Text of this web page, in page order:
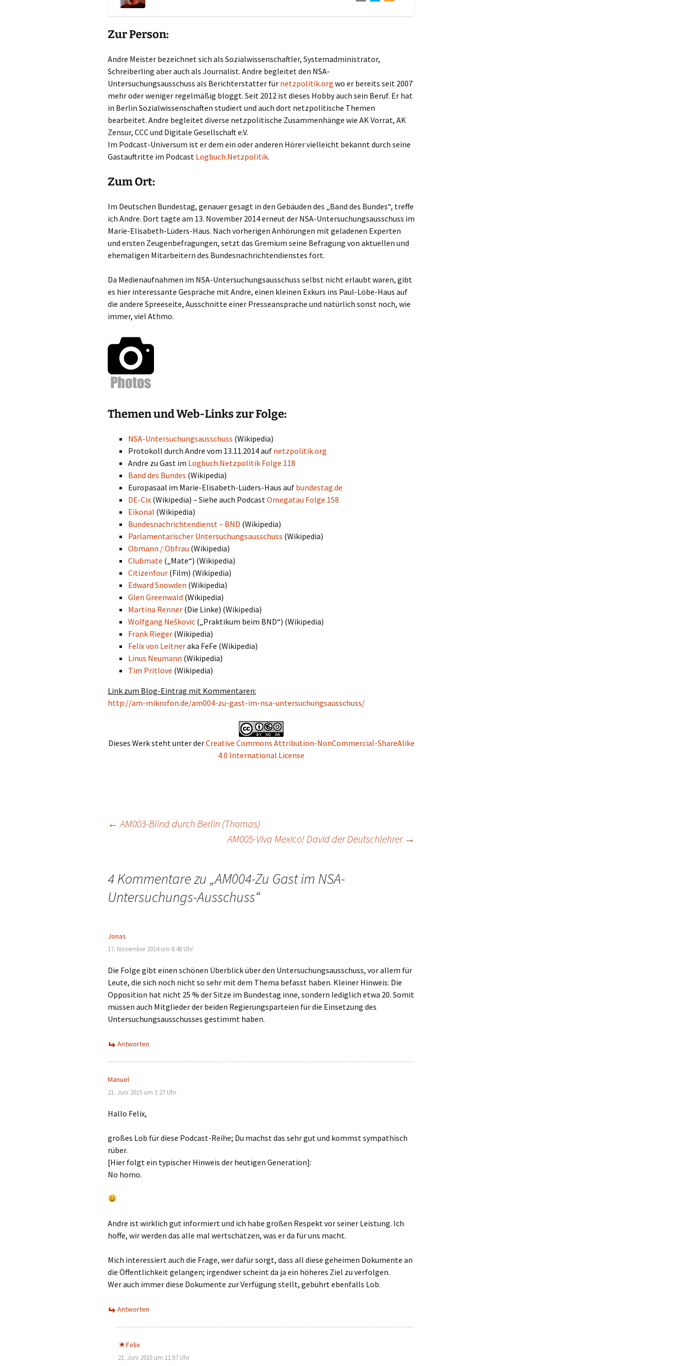
Zur Person:
Andre Meister bezeichnet sich als Sozialwissenschaftler, Systemadministrator,
Schreiberling aber auch als Journalist. Andre begleitet den NSA-
Untersuchungsausschuss als Berichterstatter für netzpolitik.org wo er bereits seit 2007
mehr oder weniger regelmäßig bloggt. Seit 2012 ist dieses Hobby auch sein Beruf. Er hat
in Berlin Sozialwissenschaften studiert und auch dort netzpolitische Themen
bearbeitet. Andre begleitet diverse netzpolitische Zusammenhänge wie AK Vorrat, AK
Zensur, CCC und Digitale Gesellschaft e.V.
Im Podcast-Universum ist er dem ein oder anderen Hörer vielleicht bekannt durch seine
Gastauftritte im Podcast Logbuch:Netzpolitik.
Zum Ort:
Im Deutschen Bundestag, genauer gesagt in den Gebäuden des „Band des Bundes“, treffe
ich Andre. Dort tagte am 13. November 2014 erneut der NSA-Untersuchungsausschuss im
Marie-Elisabeth-Lüders-Haus. Nach vorherigen Anhörungen mit geladenen Experten
und ersten Zeugenbefragungen, setzt das Gremium seine Befragung von aktuellen und
ehemaligen Mitarbeitern des Bundesnachrichtendienstes fort.
Da Medienaufnahmen im NSA-Untersuchungsausschuss selbst nicht erlaubt waren, gibt
es hier interessante Gespräche mit Andre, einen kleinen Exkurs ins Paul-Löbe-Haus auf
die andere Spreeseite, Ausschnitte einer Presseansprache und natürlich sonst noch, wie
immer, viel Athmo.
Themen und Web-Links zur Folge:
NSA-Untersuchungsausschuss (Wikipedia)
Protokoll durch Andre vom 13.11.2014 auf netzpolitik.org
Andre zu Gast im Logbuch.Netzpolitik Folge 118
Band des Bundes (Wikipedia)
Europasaal im Marie-Elisabeth-Lüders-Haus auf bundestag.de
DE-Cix (Wikipedia) – Siehe auch Podcast Omegatau Folge 158
Eikonal (Wikipedia)
Bundesnachrichtendienst – BND (Wikipedia)
Parlamentarischer Untersuchungsausschuss (Wikipedia)
Obmann / Obfrau (Wikipedia)
Clubmate („Mate“) (Wikipedia)
Citizenfour (Film) (Wikipedia)
Edward Snowden (Wikipedia)
Glen Greenwald (Wikipedia)
Martina Renner (Die Linke) (Wikipedia)
Wolfgang Neškovic („Praktikum beim BND“) (Wikipedia)
Frank Rieger (Wikipedia)
Felix von Leitneraka FeFe (Wikipedia)
Linus Neumann (Wikipedia)
Tim Pritlove (Wikipedia)
Link zum Blog-Eintrag mit Kommentaren:
http://am-mikrofon.de/am004-zu-gast-im-nsa-untersuchungsausschuss/
Dieses Werk steht unter derCreative Commons Attribution-NonCommercial-ShareAlike
4.0 International License
Beitragsnavigation
← AM003-Blind durch Berlin (Thomas)
AM005-Viva Mexico! David der Deutschlehrer →
4 Kommentare zu „AM004-Zu Gast im NSA-
Untersuchungs-Ausschuss“
Jonas
17. November 2014 um 8:48 Uhr
Die Folge gibt einen schönen Überblick über den Untersuchungsausschuss, vor allem für
Leute, die sich noch nicht so sehr mit dem Thema befasst haben. Kleiner Hinweis: Die
Opposition hat nicht 25 % der Sitze im Bundestag inne, sondern lediglich etwa 20. Somit
müssen auch Mitglieder der beiden Regierungsparteien für die Einsetzung des
Untersuchungsausschusses gestimmt haben.
Antworten
Manuel
21. Juni 2015 um 1:27 Uhr
Hallo Felix,
großes Lob für diese Podcast-Reihe; Du machst das sehr gut und kommst sympathisch
rüber.
[Hier folgt ein typischer Hinweis der heutigen Generation]:
No homo.
Andre ist wirklich gut informiert und ich habe großen Respekt vor seiner Leistung. Ich
hoffe, wir werden das alle mal wertschätzen, was er da für uns macht.
Mich interessiert auch die Frage, wer dafür sorgt, dass all diese geheimen Dokumente an
die Öffentlichkeit gelangen; irgendwer scheint da ja ein höheres Ziel zu verfolgen.
Wer auch immer diese Dokumente zur Verfügung stellt, gebührt ebenfalls Lob.
Antworten
Felix
21. Juni 2015 um 11:57 Uhr